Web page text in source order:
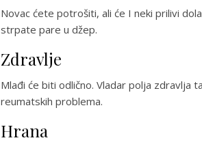
Novac ćete potrošiti, ali će I neki prilivi
strpate pare u džep.
Zdravlje
Mlađi će biti odlično. Vladar polja zdravlja
reumatskih problema.
Hrana